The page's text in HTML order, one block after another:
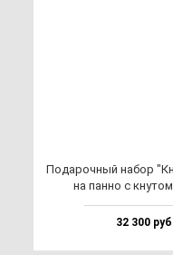
Пода­роч­ный на­бор
на пан­но с
32 300 руб